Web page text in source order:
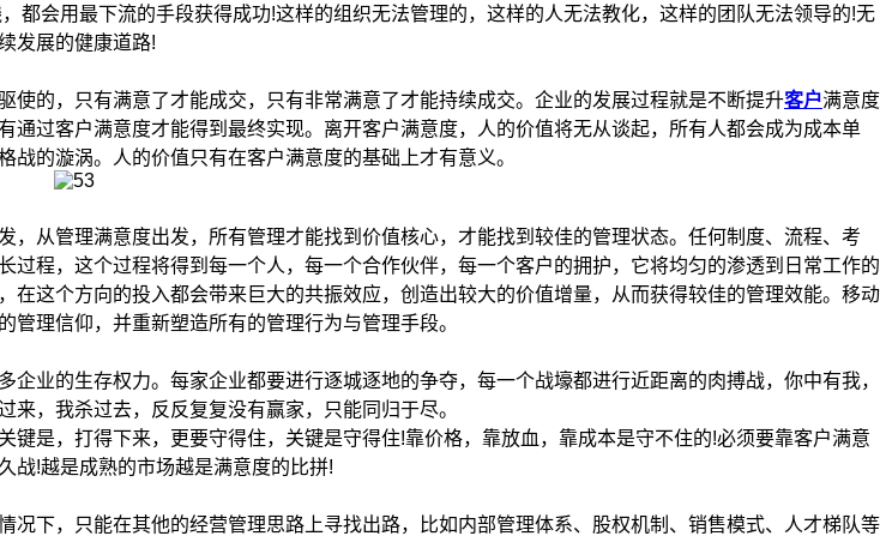
会用最下流的手段获得成功!这样的组织无法管理的，这样的人无法教化，这样的团队无法领导的!无
发展的健康道路!
的，只有满意了才能成交，只有非常满意了才能持续成交。企业的发展过程就是不断提升客户满意度
过客户满意度才能得到最终实现。离开客户满意度，人的价值将无从谈起，所有人都会成为成本单
的漩涡。人的价值只有在客户满意度的基础上才有意义。
管理满意度出发，所有管理才能找到价值核心，才能找到较佳的管理状态。任何制度、流程、考
程，这个过程将得到每一个人，每一个合作伙伴，每一个客户的拥护，它将均匀的渗透到日常工作的
这个方向的投入都会带来巨大的共振效应，创造出较大的价值增量，从而获得较佳的管理效能。移动
理信仰，并重新塑造所有的管理行为与管理手段。
的生存权力。每家企业都要进行逐城逐地的争夺，每一个战壕都进行近距离的肉搏战，你中有我，
，我杀过去，反反复复没有赢家，只能同归于尽。
，打得下来，更要守得住，关键是守得住!靠价格，靠放血，靠成本是守不住的!必须要靠客户满意
战!越是成熟的市场越是满意度的比拼!
，只能在其他的经营管理思路上寻找出路，比如内部管理体系、股权机制、销售模式、人才梯队等